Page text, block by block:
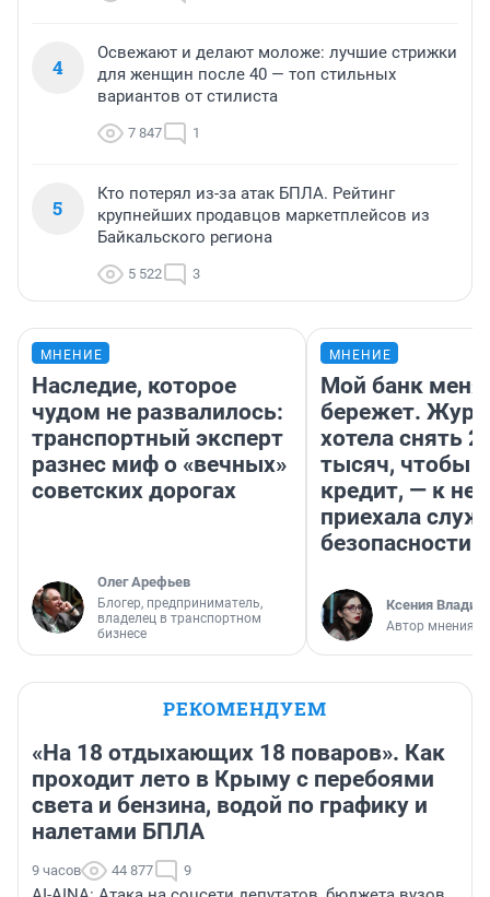
4
Освежают и делают моложе: лучшие стрижки
для женщин после 40 — топ стильных
вариантов от стилиста
7 847 1
5
Кто потерял из-за атак БПЛА. Рейтинг
крупнейших продавцов маркетплейсов из
Байкальского региона
5 522 3
МНЕНИЕ
Наследие, которое
чудом не развалилось:
транспортный эксперт
разнес миф о «вечных»
советских дорогах
Олег Арефьев
Блогер, предприниматель,
владелец в транспортном
бизнесе
МНЕНИЕ
Мой банк меня
бережет.
хотела снять
тысяч, чтобы
кредит, — к
приехала
безопасности
Ксения
Автор мнения
РЕКОМЕНДУЕМ
«На 18 отдыхающих 18 поваров». Как
проходит лето в Крыму с перебоями
света и бензина, водой по графику и
налетами БПЛА
9 часов 44 877 9